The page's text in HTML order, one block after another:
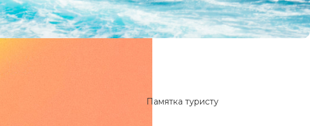
Памятка туристу